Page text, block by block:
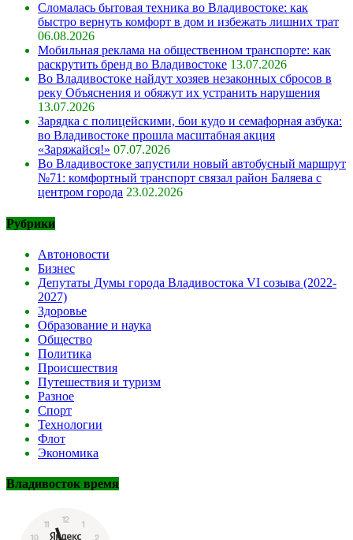
Сломалась бытовая техника во Владивостоке: как
быстро вернуть комфорт в дом и избежать лишних трат
06.08.2026
Мобильная реклама на общественном транспорте: как
раскрутить бренд во Владивостоке 13.07.2026
Во Владивостоке найдут хозяев незаконных сбросов в
реку Объяснения и обяжут их устранить нарушения
13.07.2026
Зарядка с полицейскими, бои кудо и семафорная азбука:
во Владивостоке прошла масштабная акция
«Заряжайся!» 07.07.2026
Во Владивостоке запустили новый автобусный маршрут
№71: комфортный транспорт связал район Баляева с
центром города 23.02.2026
Рубрики
Автоновости
Бизнес
Депутаты Думы города Владивостока VI созыва (2022-
2027)
Здоровье
Образование и наука
Общество
Политика
Происшествия
Путешествия и туризм
Разное
Спорт
Технологии
Флот
Экономика
Владивосток время